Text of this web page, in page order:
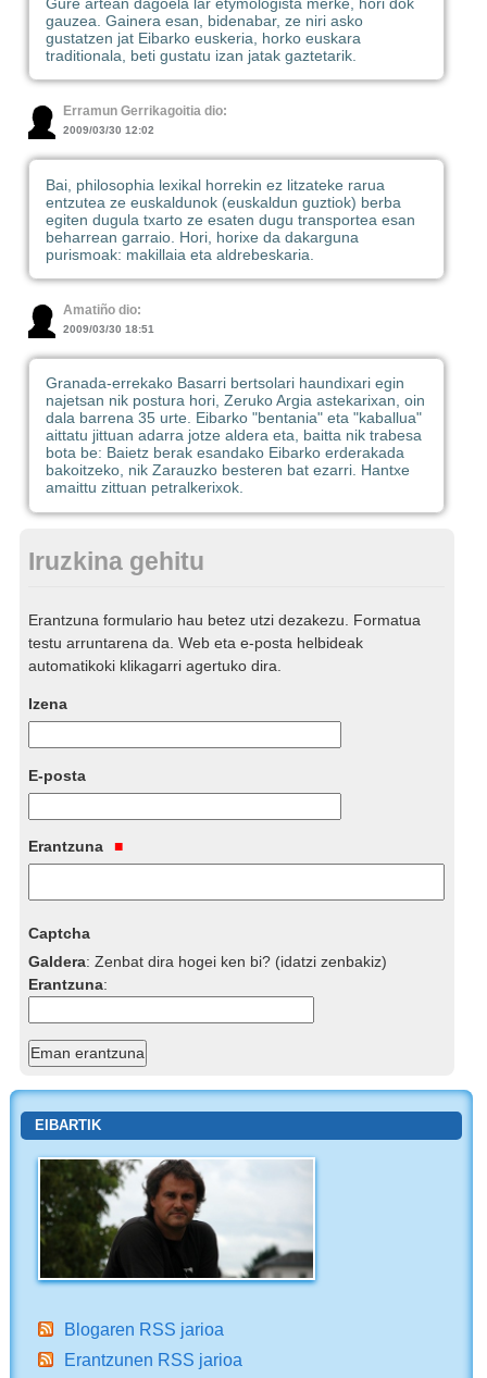
gauzea. Gainera esan, bidenabar, ze niri asko
gustatzen jat Eibarko euskeria, horko euskara
traditionala, beti gustatu izan jatak gaztetarik.
Erramun Gerrikagoitia dio:
2009/03/30 12:02
Bai, philosophia lexikal horrekin ez litzateke rarua
entzutea ze euskaldunok (euskaldun guztiok) berba
egiten dugula txarto ze esaten dugu transportea esan
beharrean garraio. Hori, horixe da dakarguna
purismoak: makillaia eta aldrebeskaria.
Amatiño dio:
2009/03/30 18:51
Granada-errekako Basarri bertsolari haundixari egin
najetsan nik postura hori, Zeruko Argia astekarixan, oin
dala barrena 35 urte. Eibarko "bentania" eta "kaballua"
aittatu jittuan adarra jotze aldera eta, baitta nik trabesa
bota be: Baietz berak esandako Eibarko erderakada
bakoitzeko, nik Zarauzko besteren bat ezarri. Hantxe
amaittu zittuan petralkerixok.
Iruzkina gehitu
Erantzuna formulario hau betez utzi dezakezu. Formatua
testu arruntarena da. Web eta e-posta helbideak
automatikoki klikagarri agertuko dira.
Izena
E-posta
Erantzuna
Captcha
Galdera:Zenbat dira hogei ken bi? (idatzi zenbakiz)
Erantzuna:
EIBARTIK
Blogaren RSS jarioa
Erantzunen RSS jarioa